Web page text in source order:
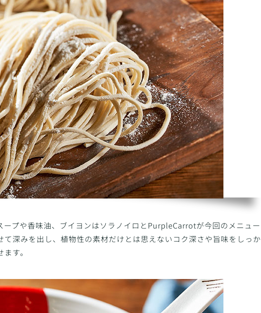
プや香味油、ブイヨンはソラノイロとPurpleCarrotが今回のメニュー
深みを出し、植物性の素材だけとは思えないコク深さや旨味をしっか
す。